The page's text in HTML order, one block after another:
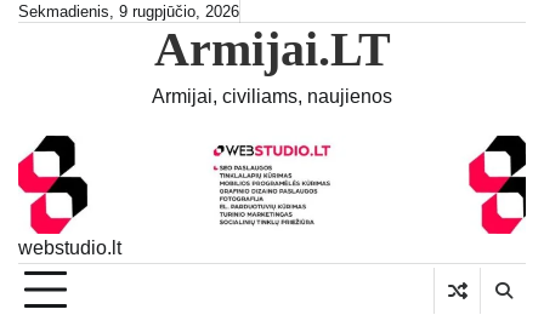
SkipSekmadienis, 9 rugpjūčio, 2026
Armijai.LT
Armijai, civiliams, naujienos
webstudio.lt